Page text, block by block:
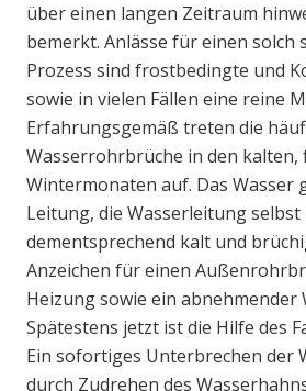
über einen langen Zeitraum
bemerkt. Anlässe für einen solch
Prozess sind frostbedingte und
sowie in vielen Fällen eine reine
Erfahrungsgemäß treten die
Wasserrohrbrüche in den
Wintermonaten auf. Das Wasser
Leitung, die Wasserleitung selbst
dementsprechend kalt und
Anzeichen für einen
Heizung sowie ein abnehmender
Spätestens jetzt ist die Hilfe des
Ein sofortiges Unterbrechen der
durch Zudrehen des